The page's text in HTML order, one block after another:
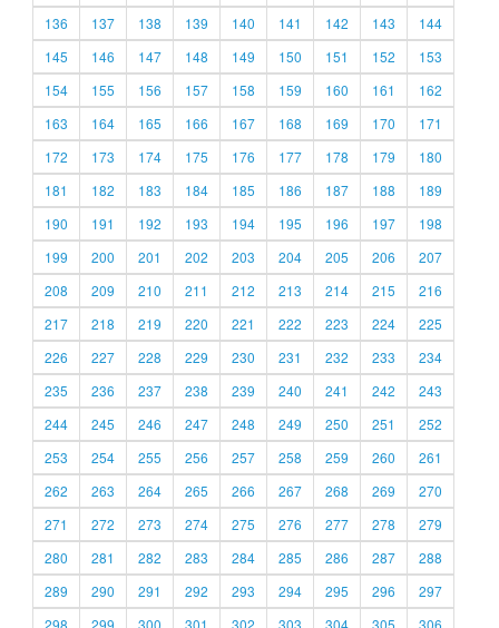
136
137 138 139 140 141 142 143
144
145
146 147 148 149 150 151 152
153
154
155 156 157 158 159 160 161
162
163
164 165 166 167 168 169 170
171
172
173 174 175 176 177 178 179
180
181
182 183 184 185 186 187 188
189
190
191 192 193 194 195 196 197
198
199
200 201 202 203 204 205 206
207
208
209 210 211 212 213 214 215
216
217
218 219 220 221 222 223 224
225
226
227 228 229 230 231 232 233
234
235
236 237 238 239 240 241 242
243
244
245 246 247 248 249 250 251
252
253
254 255 256 257 258 259 260
261
262
263 264 265 266 267 268 269
270
271
272 273 274 275 276 277 278
279
280
281 282 283 284 285 286 287
288
289
290 291 292 293 294 295 296
297
298
299 300 301 302 303 304 305 306